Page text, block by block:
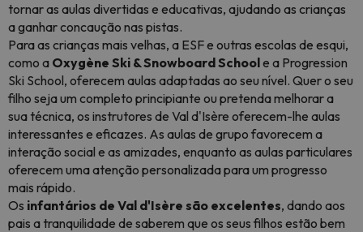
tornar as aulas divertidas e educativas, ajudando as crianças
a ganhar concaução nas pistas.
Para as crianças mais velhas, a ESF e outras escolas de esqui,
como a Oxygène Ski & Snowboard Schoole a Progression
Ski School, oferecem aulas adaptadas ao seu nível. Quer o seu
filho seja um completo principiante ou pretenda melhorar a
sua técnica, os instrutores de Val d'Isère oferecem-lhe aulas
interessantes e eficazes. As aulas de grupo favorecem a
interação social e as amizades, enquanto as aulas particulares
oferecem uma atenção personalizada para um progresso
mais rápido.
Os infantários de Val d'Isère são excelentes, dando aos
pais a tranquilidade de saberem que os seus filhos estão bem